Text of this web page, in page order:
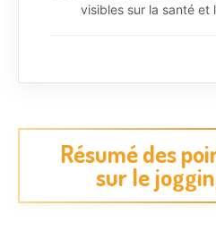
visibles sur la santé et
Résumé des
sur le